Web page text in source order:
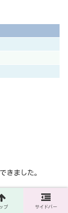
きました。
。
プ サイドバー